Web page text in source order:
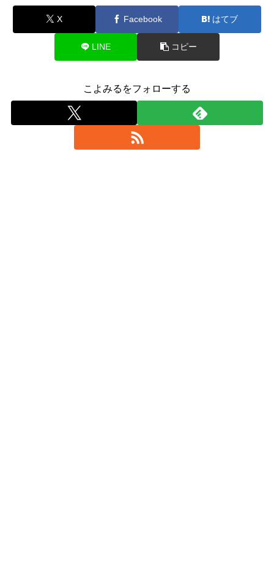
X Facebook はてブ
LINE コピー
こよみるをフォローする